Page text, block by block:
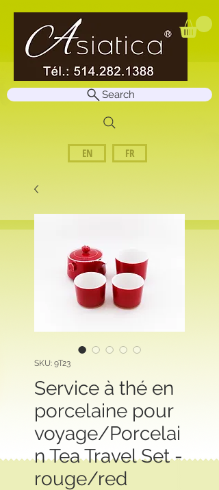
EN FR
Search
SKU: 9T23
Service à thé en
porcelaine pour
voyage/Porcelai
n Tea Travel Set -
rouge/red